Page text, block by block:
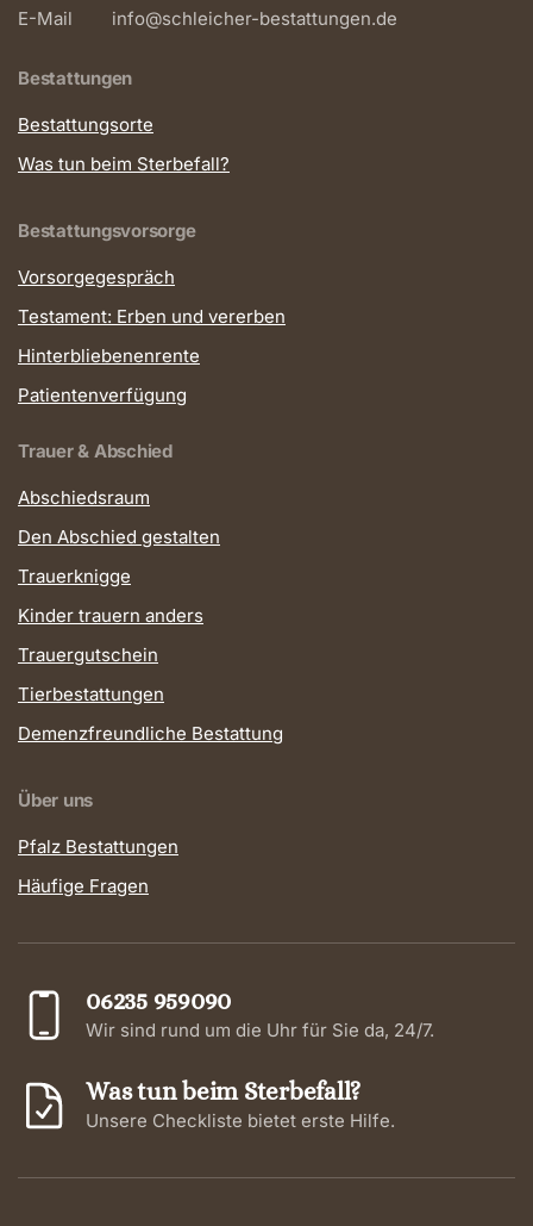
E-Mail
info@schleicher-bestattungen.de
Bestattungen
Bestattungsorte
Was tun beim Sterbefall?
Bestattungsvorsorge
Vorsorgegespräch
Testament: Erben und vererben
Hinterbliebenenrente
Patientenverfügung
Trauer & Abschied
Abschiedsraum
Den Abschied gestalten
Trauerknigge
Kinder trauern anders
Trauergutschein
Tierbestattungen
Demenzfreundliche Bestattung
Über uns
Pfalz Bestattungen
Häufige Fragen
06235 959090
Wir sind rund um die Uhr für Sie da, 24/7.
Was tun beim Sterbefall?
Unsere Checkliste bietet erste Hilfe.